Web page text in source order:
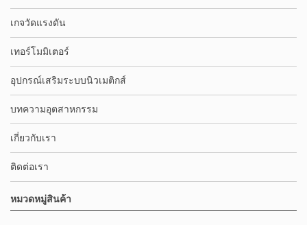
เกจวัดแรงดัน
เทอร์โมมิเตอร์
อุปกรณ์เสริมระบบนิวเมติกส์
บทความอุตสาหกรรม
เกี่ยวกับเรา
ติดต่อเรา
หมวดหมู่สินค้า